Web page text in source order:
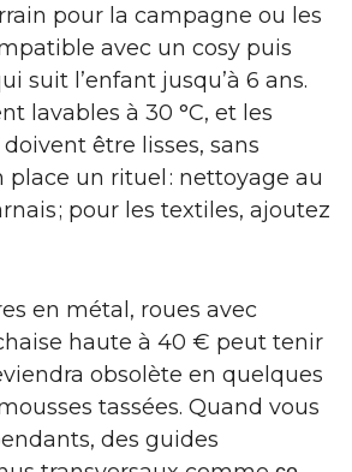
pour la campagne ou les
avec un cosy puis
suit l’enfant jusqu’à 6 ans.
lavables à 30 °C, et les
être lisses, sans
place un rituel : nettoyage au
; pour les textiles, ajoutez
en métal, roues avec
haute à 40 € peut tenir
obsolète en quelques
tassées. Quand vous
des guides